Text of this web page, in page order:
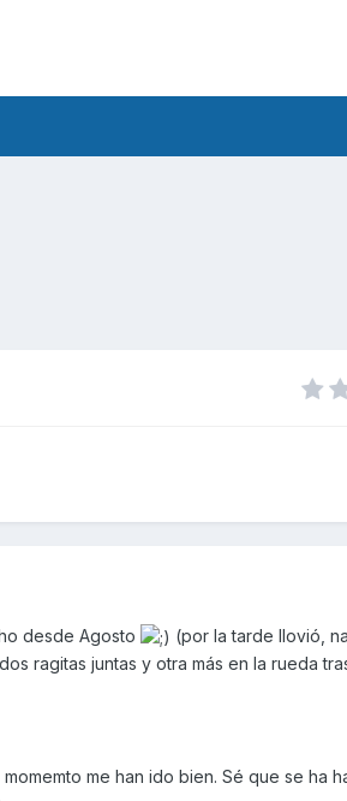
desde Agosto
(por la tarde llovió,
ragitas juntas y otra más en la rueda
me han ido bien. Sé que se ha